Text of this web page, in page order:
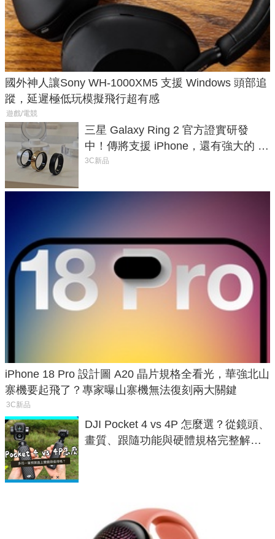
國外神人讓Sony WH-1000XM5 支援 Windows 頭部追
蹤，延遲極低玩模擬飛行超有感
遊戲/電競
三星 Galaxy Ring 2 官方證實研發
中！傳將支援 iPhone，還有強大的 AI
與智慧家電連動功能
3C新品
iPhone 18 Pro 設計圖 A20 晶片規格全看光，華強北山
寨機要起飛了？專家曝山寨機無法復刻兩大關鍵
3C新品
DJI Pocket 4 vs 4P 怎麼選？從鏡頭、
畫質、跟隨功能與硬體規格完整解